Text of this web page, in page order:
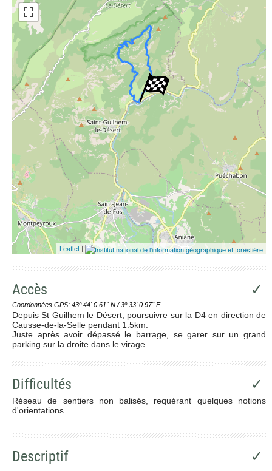
ESRI Word Imagery
Leaflet |
Accès ✓
Coordonnées GPS: 43º 44' 0.61'' N / 3º 33' 0.97'' E
Depuis St Guilhem le Désert, poursuivre sur la D4 en direction de
Causse-de-la-Selle pendant 1.5km.
Juste après avoir dépassé le barrage, se garer sur un grand
parking sur la droite dans le virage.
Difficultés ✓
Réseau de sentiers non balisés, requérant quelques notions
d'orientations.
Descriptif ✓